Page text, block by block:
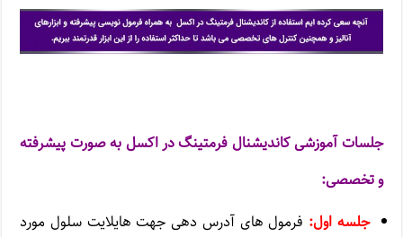
جلسات آموزشی کاندیشنال فرمتینگ در اکسل به صورت پیشرفته
و تخصصی:
جلسه اول: فرمول های آدرس دهی جهت هایلایت سلول مورد